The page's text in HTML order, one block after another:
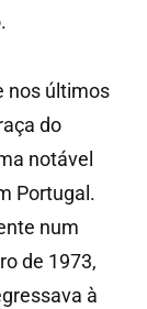
nos últimos
do
notável
Portugal.
num
de 1973,
à